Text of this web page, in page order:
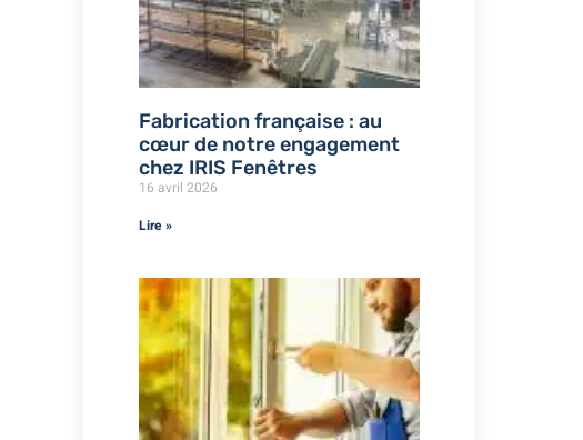
Fabrication française : au
cœur de notre engagement
chez IRIS Fenêtres
16 avril 2026
Lire »